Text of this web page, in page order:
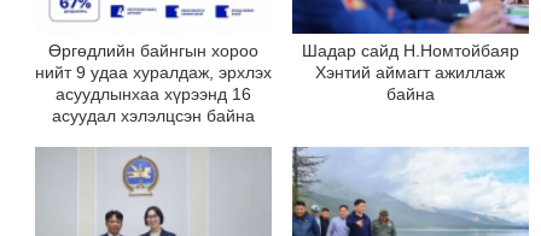
Өргөдлийн байнгын хороо
нийт 9 удаа хуралдаж, эрхлэх
асуудлынхаа хүрээнд 16
асуудал хэлэлцсэн байна
Шадар сайд Н.Номтойбаяр
Хэнтий аймагт ажиллаж
байна